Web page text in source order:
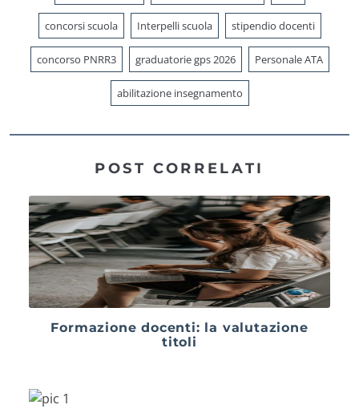
concorsi scuola Interpelli scuola stipendio docenti
concorso PNRR3 graduatorie gps 2026 Personale ATA
abilitazione insegnamento
POST CORRELATI
Formazione docenti: la valutazione
titoli